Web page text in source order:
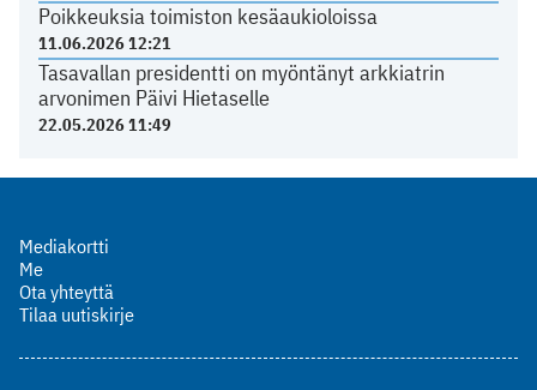
Poikkeuksia toimiston kesäaukioloissa
11.06.2026 12:21
Tasavallan presidentti on myöntänyt arkkiatrin
arvonimen Päivi Hietaselle
22.05.2026 11:49
Mediakortti
Me
Ota yhteyttä
Tilaa uutiskirje